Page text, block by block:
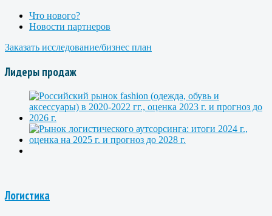
Что нового?
Новости партнеров
Заказать исследование/бизнес план
Лидеры продаж
Логистика